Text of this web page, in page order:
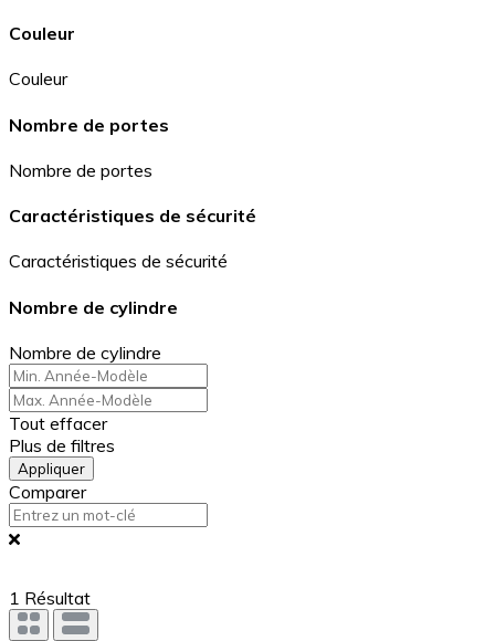
Couleur
Couleur
Nombre de portes
Nombre de portes
Caractéristiques de sécurité
Caractéristiques de sécurité
Nombre de cylindre
Nombre de cylindre
Tout effacer
Plus de filtres
Appliquer
Comparer
1 Résultat